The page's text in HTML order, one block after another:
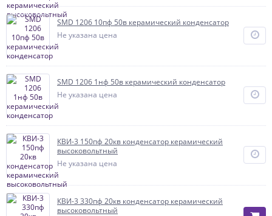
SMD 1206 10пф 50в керамический конденсатор
Не указана цена
SMD 1206 1нф 50в керамический конденсатор
Не указана цена
КВИ-3 150пф 20кв конденсатор керамический
высоковольтный
Не указана цена
КВИ-3 330пф 20кв конденсатор керамический
высоковольтный